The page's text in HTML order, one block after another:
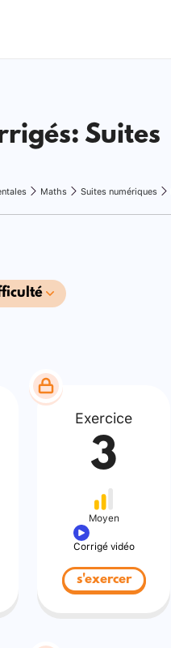
Suites
Maths Suites numériques
Exercice
3
Moyen
Corrigé vidéo
s'exercer